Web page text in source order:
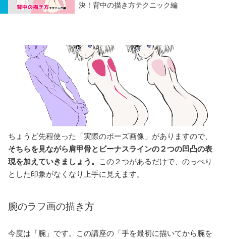
決！背中の描き方テクニック編
ちょうど先程使った「実際のポーズ画像」がありますので、
そちらを見ながら肩甲骨とビーナスラインの２つの凹凸の表
現を加えていきましょう。
この２つがあるだけで、のっぺり
とした印象がなくなり上手に見えます。
腕のラフ画の描き方
今度は「腕」です。この講座の「手を最初に描いてから腕を